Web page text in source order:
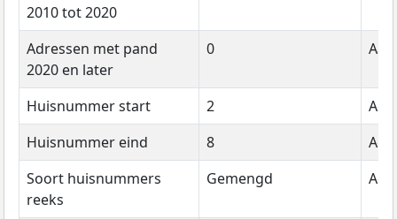
2010 tot 2020
Adressen met pand
2020 en later
0
Huisnummer start 2
Huisnummer eind
8
Soort huisnummers
reeks
Gemengd